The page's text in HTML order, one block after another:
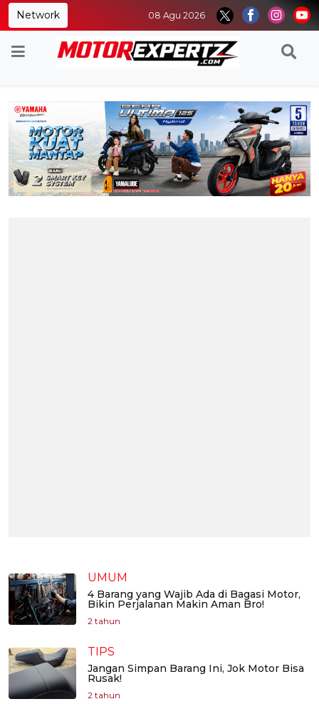
Network 08 Agu 2026
UMUM
4 Barang yang Wajib Ada di Bagasi Motor,
Bikin Perjalanan Makin Aman Bro!
2 tahun
TIPS
Jangan Simpan Barang Ini, Jok Motor Bisa
Rusak!
2 tahun